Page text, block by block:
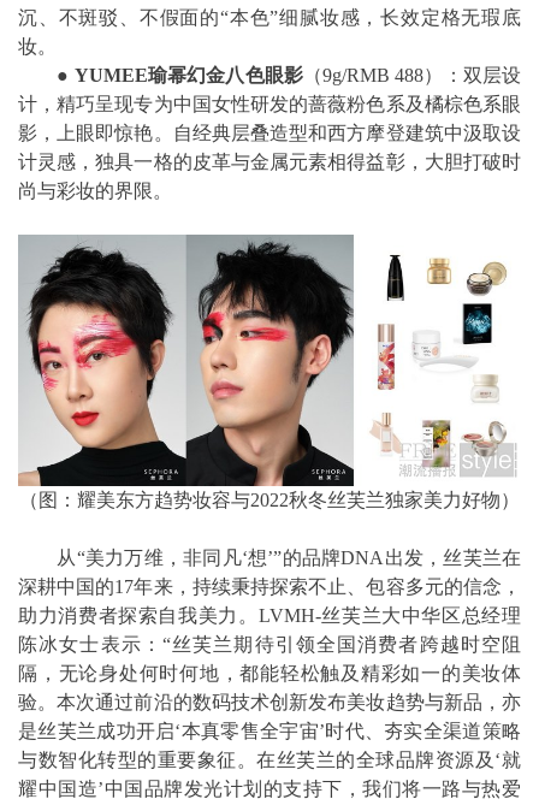
沉、不斑驳、不假面的“本色”细腻妆感，长效定格无瑕底
妆。
● YUMEE瑜幂幻金八色眼影（9g/RMB 488）：双层设
计，精巧呈现专为中国女性研发的蔷薇粉色系及橘棕色系眼
影，上眼即惊艳。自经典层叠造型和西方摩登建筑中汲取设
计灵感，独具一格的皮革与金属元素相得益彰，大胆打破时
尚与彩妆的界限。
（图：耀美东方趋势妆容与2022秋冬丝芙兰独家美力好物）
从“美力万维，非同凡‘想’”的品牌DNA出发，丝芙兰在
深耕中国的17年来，持续秉持探索不止、包容多元的信念，
助力消费者探索自我美力。LVMH-丝芙兰大中华区总经理
陈冰女士表示：“丝芙兰期待引领全国消费者跨越时空阻
隔，无论身处何时何地，都能轻松触及精彩如一的美妆体
验。本次通过前沿的数码技术创新发布美妆趋势与新品，亦
是丝芙兰成功开启‘本真零售全宇宙’时代、夯实全渠道策略
与数智化转型的重要象征。在丝芙兰的全球品牌资源及‘就
耀中国造’中国品牌发光计划的支持下，我们将一路与热爱